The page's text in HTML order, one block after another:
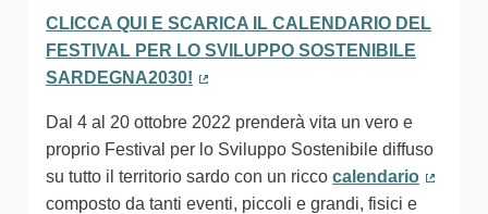
CLICCA QUI E SCARICA IL CALENDARIO DEL
FESTIVAL PER LO SVILUPPO SOSTENIBILE
SARDEGNA2030!
Dal 4 al 20 ottobre 2022 prenderà vita un vero e
proprio Festival per lo Sviluppo Sostenibile diffuso
su tutto il territorio sardo con un ricco calendario
composto da tanti eventi, piccoli e grandi, fisici e